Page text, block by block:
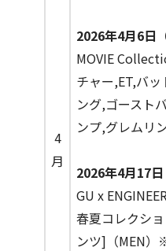
4
月
2026年4月6日
MOVIE
チャー,ET,バ
ング,ゴースト
ンプ,グレムリ
2026年4月17
GU x
春夏コレクシ
ンツ]（MEN